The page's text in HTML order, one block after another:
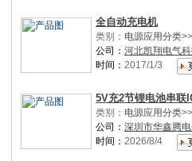
全自动充电机
类别： 电源应用分类>>
公司： 河北凯翔电气
时间： 2017/1/3
5V充2节锂电池串联
类别： 电源应用分类>>
公司： 深圳市华鑫腾
时间： 2026/8/4